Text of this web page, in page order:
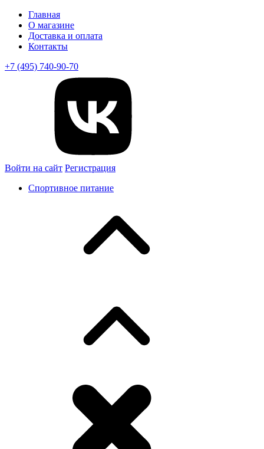
Главная
О магазине
Доставка и оплата
Контакты
+7 (495) 740-90-70
Войти на сайт Регистрация
Спортивное питание